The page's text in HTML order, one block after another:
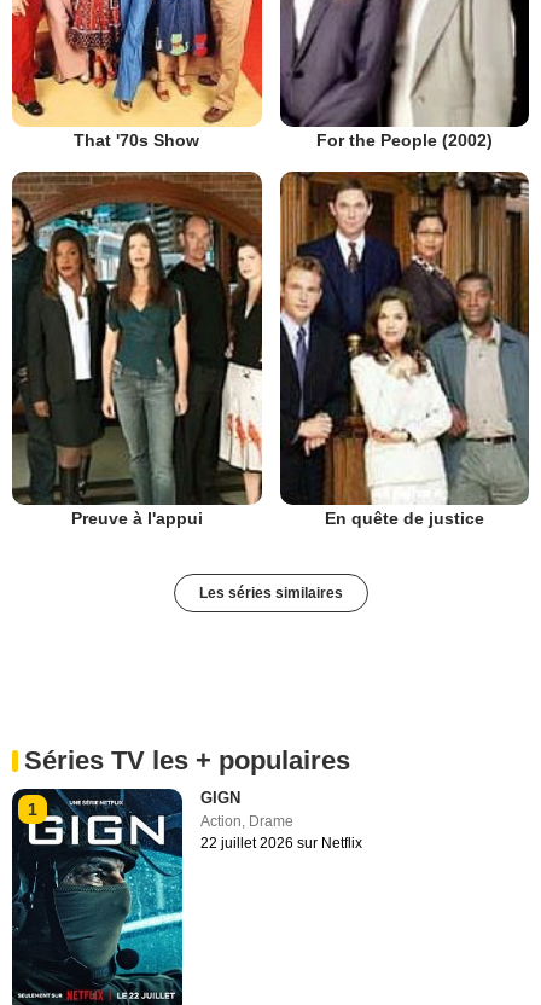
That '70s Show For the People (2002)
Preuve à l'appui En quête de justice
Les séries similaires
Séries TV les + populaires
1
GIGN
Action Drame
22 juillet 2026 sur Netflix